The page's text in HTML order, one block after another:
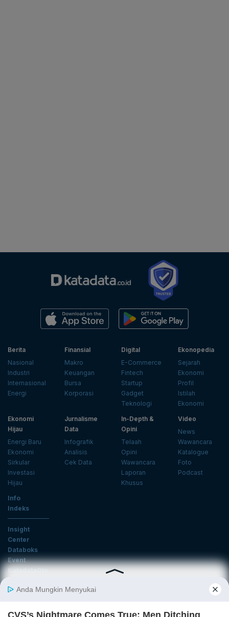
Berita
Nasional
Industri
Internasional
Energi
Finansial
Makro
Keuangan
Bursa
Korporasi
Digital
E-Commerce
Fintech
Startup
Gadget
Teknologi
Ekonopedia
Sejarah
Ekonomi
Profil
Istilah
Ekonomi
Ekonomi
Hijau
Energi Baru
Ekonomi
Sirkular
Investasi
Hijau
Jurnalisme
Data
Infografik
Analisis
Cek Data
In-Depth &
Opini
Telaah
Opini
Wawancara
Laporan
Khusus
Video
News
Wawancara
Katalogue
Foto
Podcast
Info
Indeks
Insight
Center
Databoks
Event
KatadataOto
Email